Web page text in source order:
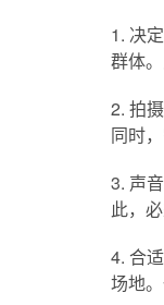
1. 决
群体
2. 拍
同时
3. 声
此，
4. 合
场地